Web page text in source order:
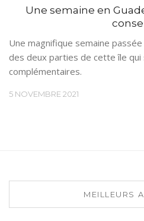
Une semaine en
Une magnifique semaine
des deux parties de cette île
complémentaires.
5 NOVEMBRE 2021
MEILLEURS